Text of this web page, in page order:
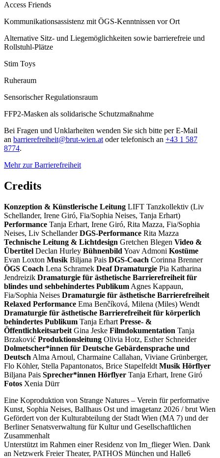
Access Friends
Kommunikationsassistenz mit ÖGS-Kenntnissen vor Ort
Alternative Sitz- und Liegemöglichkeiten sowie barrierefreie und
Rollstuhl-Plätze
Stim Toys
Ruheraum
Sensorischer Regulationsraum
FFP2-Masken als solidarische Schutzmaßnahme
Bei Fragen und Unklarheiten wenden Sie sich bitte per E-Mail
an barrierefreiheit@brut-wien.at oder telefonisch an +43 1 587
8774.
Mehr zur Barrierefreiheit
Credits
Konzeption & Künstlerische Leitung LIFT Tanzkollektiv (Liv
Schellander, Irene Giró, Fia/Sophia Neises, Tanja Erhart)
Performance Tanja Erhart, Irene Giró, Rita Mazza, Fia/Sophia
Neises, Liv SchellanderDGS-Performance Rita Mazza
Technische Leitung & Lichtdesign Gretchen Blegen Video &
Übertitel Declan Hurley Bühnenbild Yoav Admoni Kostüme
Evan Loxton Musik Biljana Pais DGS-Coach Corinna Brenner
ÖGS Coach Lena Schramek Deaf Dramaturgie Pia Katharina
Jendreizik Dramaturgie für ästhetische Barrierefreiheit für
blindes und sehbehindertes Publikum Agnes Kappaun,
Fia/Sophia Neises Dramaturgie für ästhetische Barrierefreiheit
Relaxed Performance Ema Benčíková, Milena (Miles) Wendt
Dramaturgie für ästhetische Barrierefreiheit für körperlich
behindertes Publikum Tanja Erhart Presse- &
Öffentlichkeitsarbeit Gina Jeske Filmdokumentation Tanja
Brzaković Produktionsleitung Olivia Hotz, Esther Schneider
Dolmetscher*innen für Deutsche Gebärdensprache und
Deutsch Alma Arnoul, Charmaine Callahan, Viviane Grünberger,
Flo Köhler, Stella Papantonatos, Brice Stapelfeldt Musik Hörflyer
Biljana Pais Sprecher*innen Hörflyer Tanja Erhart, Irene Giró
Fotos Xenia Dürr
Eine Koproduktion von Strange Natures – Verein für performative
Kunst, Sophia Neises, Ballhaus Ost und imagetanz 2026 / brut Wien
Gefördert von der Kulturabteilung der Stadt Wien (MA 7) und der
Berliner Senatsverwaltung für Kultur und Gesellschaftlichen
Zusammenhalt
Unterstützt im Rahmen einer Residenz von Im_flieger Wien. Dank
an Netzwerk Freier Theater, PATHOS München und Halle6